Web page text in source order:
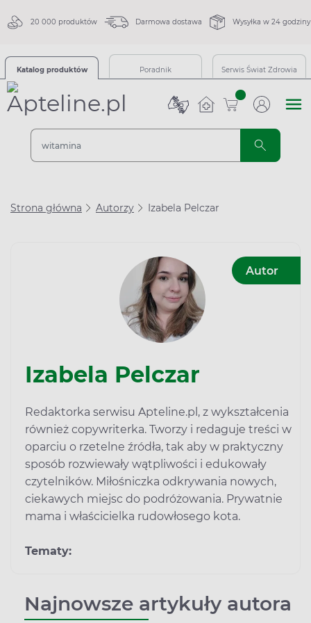
20 000 produktów Darmowa dostawa Wysyłka w 24 godziny
Katalog produktów Poradnik Serwis Świat Zdrowia
sztuk
Strona główna Autorzy Izabela Pelczar
Izabela Pelczar
Redaktorka serwisu Apteline.pl, z wykształcenia
również copywriterka. Tworzy i redaguje treści w
oparciu o rzetelne źródła, tak aby w praktyczny
sposób rozwiewały wątpliwości i edukowały
czytelników. Miłośniczka odkrywania nowych,
ciekawych miejsc do podróżowania. Prywatnie
mama i właścicielka rudowłosego kota.
Tematy:
Autor
Najnowsze artykuły autora